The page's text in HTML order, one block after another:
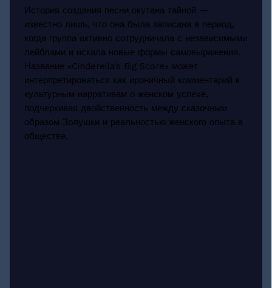
История создания песни окутана тайной —
известно лишь, что она была записана в период,
когда группа активно сотрудничала с независимыми
лейблами и искала новые формы самовыражения.
Название «Cinderella's Big Score» может
интерпретироваться как ироничный комментарий к
культурным нарративам о женском успехе,
подчеркивая двойственность между сказочным
образом Золушки и реальностью женского опыта в
обществе.